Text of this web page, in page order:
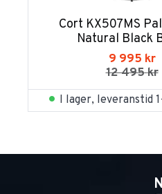
Cort KX507MS
Natural Black
9 995 kr
12 495kr
I lager, leveranstid